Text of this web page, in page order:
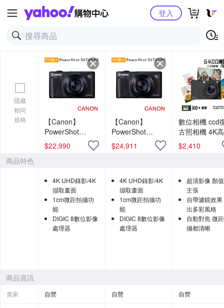
Yahoo購物中心登入
隱藏
相同
規格
【Canon】
PowerShot
SX740 HS 40倍
光學變焦4K數位
$22,990
【Canon】
PowerShot
SX740 HS 40倍
光學變焦4K數位
$24,911
數位相機 ccd
古照相機 4K
美顏+WIFI互
錄像機
$2,410
商品特色
4K UHD錄影/4K
擷取畫面
1cm微距拍攝功
能
DIGIC 8數位影像
處理器
4K UHD錄影/4K
擷取畫面
1cm微距拍攝功
能
DIGIC 8數位影像
處理器
超清影像 顏
主張
自帶濾鏡效果
出多彩風格
自動對焦 微
攝都清晰
商品資訊
賣家 自營 自營 自營